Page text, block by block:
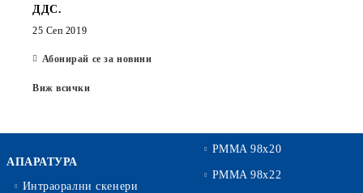
ДДС.
25 Сеп 2019
Абонирай се за новини
Виж всички
АПАРАТУРА
Интраорални скенери
PMMA 98x20
PMMA 98x22